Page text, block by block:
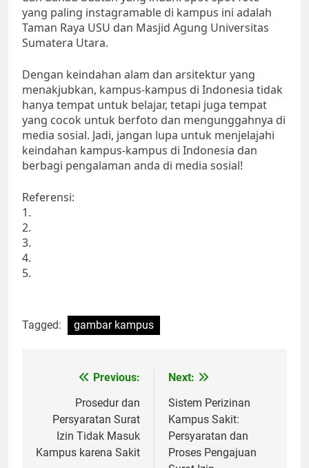
yang paling instagramable di kampus ini adalah
Taman Raya USU dan Masjid Agung Universitas
Sumatera Utara.
Dengan keindahan alam dan arsitektur yang
menakjubkan, kampus-kampus di Indonesia tidak
hanya tempat untuk belajar, tetapi juga tempat
yang cocok untuk berfoto dan mengunggahnya di
media sosial. Jadi, jangan lupa untuk menjelajahi
keindahan kampus-kampus di Indonesia dan
berbagi pengalaman anda di media sosial!
Referensi:
1.
2.
3.
4.
5.
Tagged: gambar kampus
navigation
Previous:
Prosedur dan
Persyaratan Surat
Izin Tidak Masuk
Kampus karena Sakit
Next:
Sistem Perizinan
Kampus Sakit:
Persyaratan dan
Proses Pengajuan